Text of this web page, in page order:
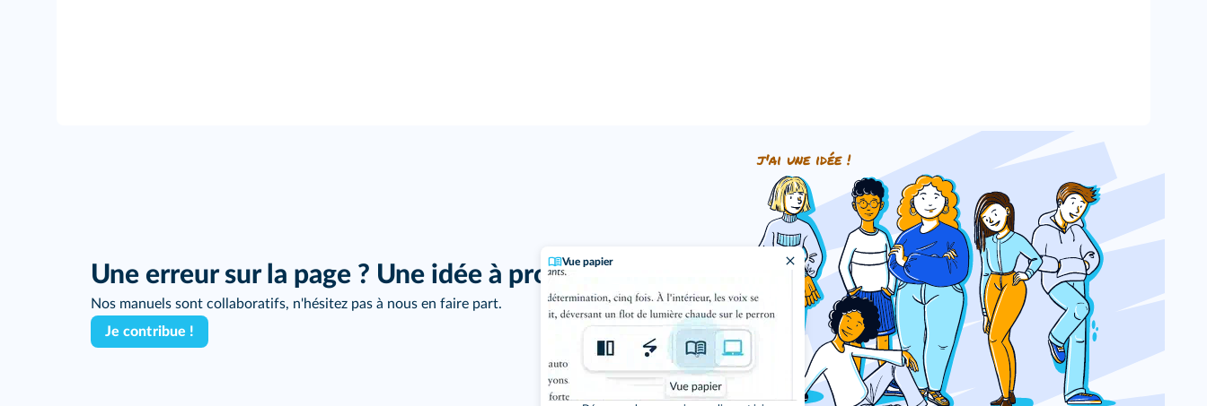
Vue papier
Une erreur sur la page ? Une idée à proposer ?
Nos manuels sont collaboratifs, n'hésitez pas à nous en faire part.
Je contribue !
j'ai une idée !